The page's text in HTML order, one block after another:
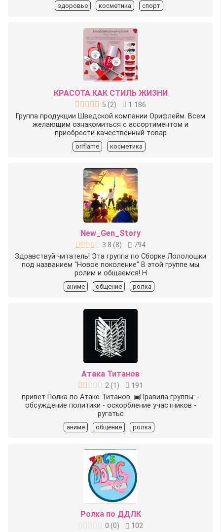
здоровье косметика спорт
КРАСОТА КАК СТИЛЬ ЖИЗНИ
5 (2)
1 186
Группа продукции Шведской компании Орифлейм. Всем
желающим ознакомиться с ассортиментом и
приобрести качественный товар
oriflame косметика
New_Gen_Story
3.8 (8)
794
Здравствуй читатель! Эта группа по Сборке Лололошки
под названием "Новое поколение" В этой группе мы
ролим и общаемся! Н
аниме общение ролка
Атака Титанов
2(1 )
191
привет Полка по Атаке Титанов. ▣Правила группы: -
обсуждение политики - оскорбление участников -
ругатьс
аниме общение ролка
Ролка по ДДЛК
0 (0)
102